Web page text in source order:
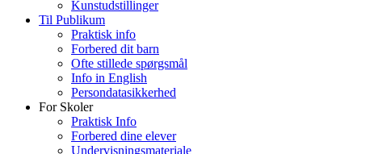
Kunstudstillinger
Til Publikum
Praktisk info
Forbered dit barn
Ofte stillede spørgsmål
Info in English
Persondatasikkerhed
For Skoler
Praktisk Info
Forbered dine elever
Undervisningsmateriale